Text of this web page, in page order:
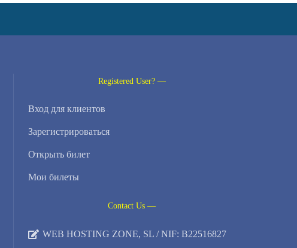
Registered User? —
Вход для клиентов
Зарегистрироваться
Открыть билет
Мои билеты
Contact Us —
WEB HOSTING ZONE, SL / NIF: B22516827